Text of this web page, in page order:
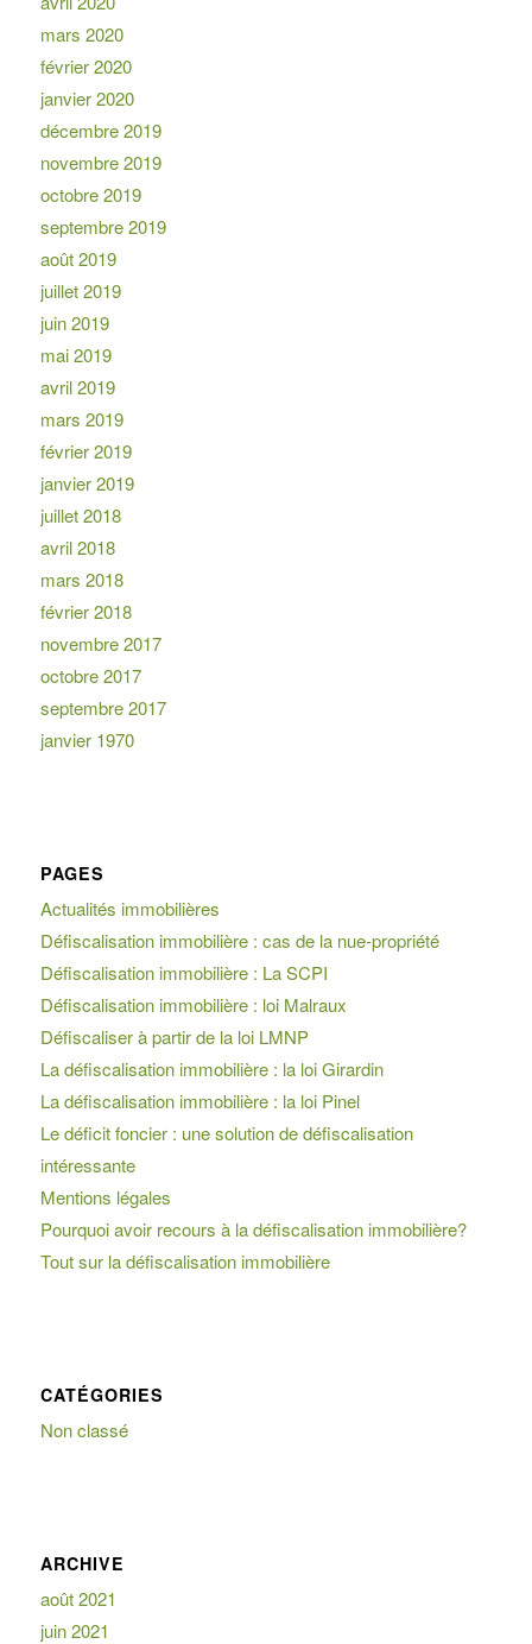
mars 2020
février 2020
janvier 2020
décembre 2019
novembre 2019
octobre 2019
septembre 2019
août 2019
juillet 2019
juin 2019
mai 2019
avril 2019
mars 2019
février 2019
janvier 2019
juillet 2018
avril 2018
mars 2018
février 2018
novembre 2017
octobre 2017
septembre 2017
janvier 1970
PAGES
Actualités immobilières
Défiscalisation immobilière : cas de la nue-propriété
Défiscalisation immobilière : La SCPI
Défiscalisation immobilière : loi Malraux
Défiscaliser à partir de la loi LMNP
La défiscalisation immobilière : la loi Girardin
La défiscalisation immobilière : la loi Pinel
Le déficit foncier : une solution de défiscalisation
intéressante
Mentions légales
Pourquoi avoir recours à la défiscalisation immobilière?
Tout sur la défiscalisation immobilière
CATÉGORIES
Non classé
ARCHIVE
août 2021
juin 2021